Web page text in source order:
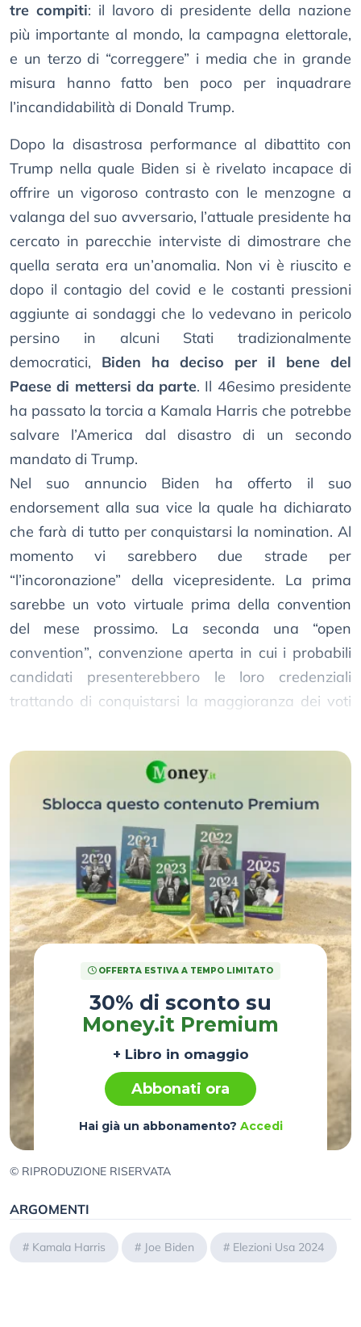
tre compiti: il lavoro di presidente della nazione
più importante al mondo, la campagna elettorale,
e un terzo di “correggere” i media che in grande
misura hanno fatto ben poco per inquadrare
l’incandidabilità di Donald Trump.
Dopo la disastrosa performance al dibattito con
Trump nella quale Biden si è rivelato incapace di
offrire un vigoroso contrasto con le menzogne a
valanga del suo avversario, l’attuale presidente ha
cercato in parecchie interviste di dimostrare che
quella serata era un’anomalia. Non vi è riuscito e
dopo il contagio del covid e le costanti pressioni
aggiunte ai sondaggi che lo vedevano in pericolo
persino in alcuni Stati tradizionalmente
democratici, Biden ha deciso per il bene del
Paese di mettersi da parte. Il 46esimo presidente
ha passato la torcia a Kamala Harris che potrebbe
salvare l’America dal disastro di un secondo
mandato di Trump.
Nel suo annuncio Biden ha offerto il suo
endorsement alla sua vice la quale ha dichiarato
che farà di tutto per conquistarsi la nomination. Al
momento vi sarebbero due strade per
“l’incoronazione” della vicepresidente. La prima
sarebbe un voto virtuale prima della convention
del mese prossimo. La seconda una “open
convention”, convenzione aperta in cui i probabili
candidati presenterebbero le loro credenziali
trattando di conquistarsi la maggioranza dei voti
OFFERTA ESTIVA A TEMPO LIMITATO
30% di sconto su
Money.it Premium
+ Libro in omaggio
Abbonati ora
Hai già un abbonamento? Accedi
© RIPRODUZIONE RISERVATA
ARGOMENTI
# Kamala Harris # Joe Biden # Elezioni Usa 2024